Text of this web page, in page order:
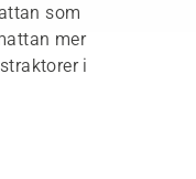
som
mer
i